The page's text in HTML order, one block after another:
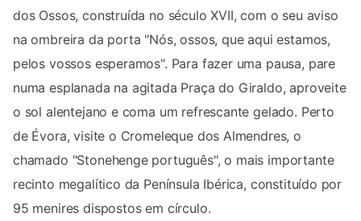
dos Ossos, construída no século XVII, com o seu aviso
na ombreira da porta "Nós, ossos, que aqui estamos,
pelos vossos esperamos". Para fazer uma pausa, pare
numa esplanada na agitada Praça do Giraldo, aproveite
o sol alentejano e coma um refrescante gelado. Perto
de Évora, visite o Cromeleque dos Almendres, o
chamado "Stonehenge português", o mais importante
recinto megalítico da Península Ibérica, constituído por
95 menires dispostos em círculo.